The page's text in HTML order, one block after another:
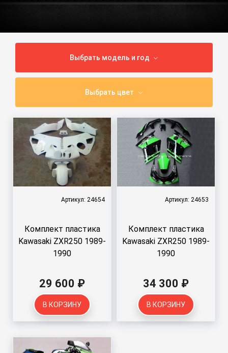
Выбрать модель и год
Выбрать цвет
Артикул: 24654
Комплект пластика
Kawasaki ZXR250 1989-
1990
29 600 ₽
В КОРЗИНУ
Артикул: 24653
Комплект пластика
Kawasaki ZXR250 1989-
1990
34 300 ₽
В КОРЗИНУ